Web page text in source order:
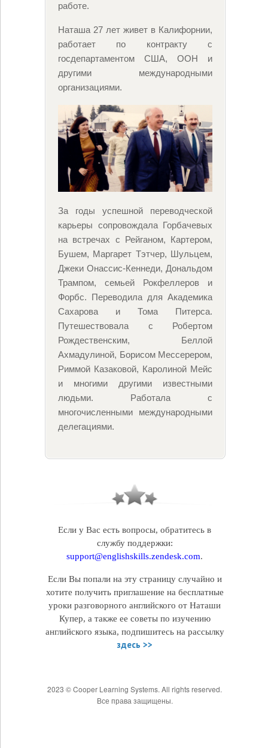
работе.
Наташа 27 лет живет в Калифорнии,
работает по контракту с
госдепартаментом США, ООН и
другими международными
организациями.
За годы успешной переводческой
карьеры сопровождала Горбачевых
на встречах с Рейганом, Картером,
Бушем, Маргарет Тэтчер, Шульцем,
Джеки Онассис-Кеннеди, Дональдом
Трампом, семьей Рокфеллеров и
Форбс. Переводила для Академика
Сахарова и Тома Питерса.
Путешествовала с Робертом
Рождественским, Беллой
Ахмадулиной, Борисом Мессерером,
Риммой Казаковой, Каролиной Мейс
и многими другими известными
людьми. Работала с
многочисленными международными
делегациями.
Если у Вас есть вопросы, обратитесь в
службу поддержки:
support@englishskills.zendesk.com.
Если Вы попали на эту страницу случайно и
хотите получить приглашение на бесплатные
уроки разговорного английского от Наташи
Купер, а также ее советы по изучению
английского языка, подпишитесь на рассылку
здесь >>
2023 © Cooper Learning Systems. All rights reserved.
Все права защищены.